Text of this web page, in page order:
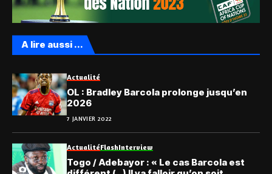
A lire aussi ...
Actualité
OL : Bradley Barcola prolonge jusqu’en
2026
7 JANVIER 2022
ActualitéFlashInterview
Togo / Adebayor : « Le cas Barcola est